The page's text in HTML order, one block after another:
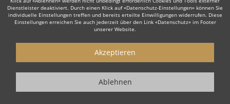
Dienstleister deaktiviert. Durch einen Klick auf «Datenschutz-Einstellungen» können Sie
individuelle Einstellungen treffen und bereits erteilte Einwilligungen widerrufen. Diese
Einstellungen erreichen Sie auch jederzeit über den Link «Datenschutz» im Footer
unserer Website.
Akzeptieren
Ablehnen